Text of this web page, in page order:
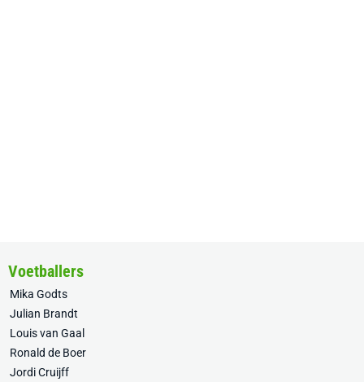
Voetballers
Mika Godts
Julian Brandt
Louis van Gaal
Ronald de Boer
Jordi Cruijff